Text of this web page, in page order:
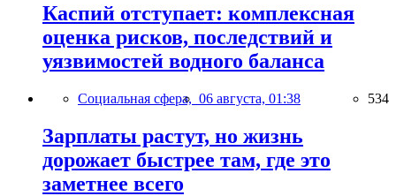
Каспий отступает: комплексная
оценка рисков, последствий и
уязвимостей водного баланса
Социальная сфера, 06 августа, 01:38 534
Зарплаты растут, но жизнь
дорожает быстрее там, где это
заметнее всего